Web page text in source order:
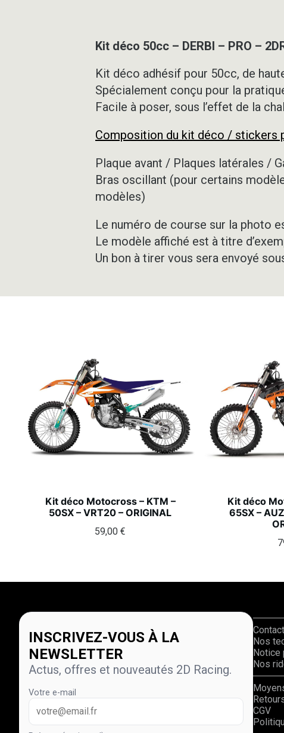
Kit déco 50cc – DERBI – PRO –
Kit déco adhésif pour 50cc, de
Spécialement conçu pour la
Facile à poser, sous l’effet de la
Composition du kit déco / stickers
Plaque avant / Plaques latérales /
Bras oscillant (pour certains
modèles)
Le numéro de course sur la photo
Le modèle affiché est à titre
Un bon à tirer vous sera envoyé
Kit déco Motocross – KTM –
50SX – VRT20 – ORIGINAL
59,00€
Kit déco
65SX –
INSCRIVEZ-VOUS À LA
NEWSLETTER
Actus, offres et nouveautés 2D Racing.
Votre e-mail
Contact
Nos
Notice
Nos
CGV